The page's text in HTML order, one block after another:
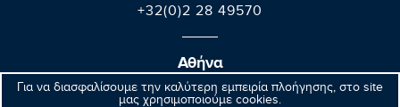
Για να διασφαλίσουμε την καλύτερη εμπειρία πλοήγησης, στο site
μας χρησιμοποιούμε cookies.
+32(0)2 28 49570
Αθήνα
Βαλαωρίτου 9A, Aθήνα 106 71